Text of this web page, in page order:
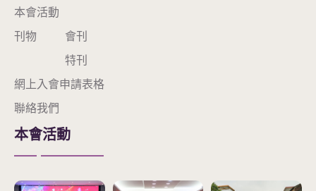
本會活動
刊物
會刊
特刊
網上入會申請表格
聯絡我們
本會活動